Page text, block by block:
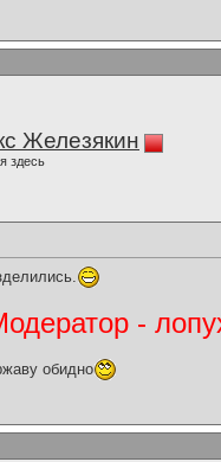
Железякин
здесь
-
обидно